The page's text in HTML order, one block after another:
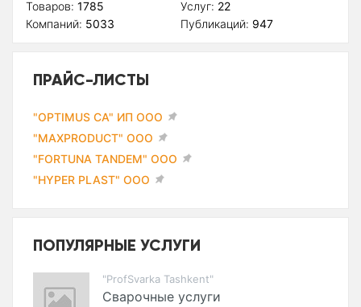
Товаров: 1785
Компаний: 5033
Услуг: 22
Публикаций: 947
ПРАЙС-ЛИСТЫ
"OPTIMUS CA" ИП ООО
"MAXPRODUCT" ООО
"FORTUNA TANDEM" ООО
"HYPER PLAST" ООО
ПОПУЛЯРНЫЕ УСЛУГИ
"ProfSvarka Tashkent"
Сварочные услуги